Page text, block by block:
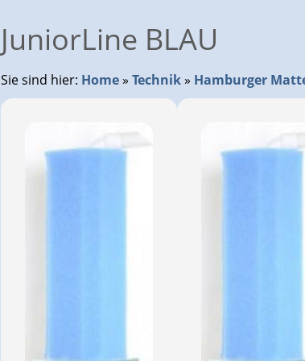
JuniorLine BLAU
Sie sind hier: Home» Technik» Hamburger